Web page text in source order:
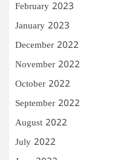
February 2023
January 2023
December 2022
November 2022
October 2022
September 2022
August 2022
July 2022